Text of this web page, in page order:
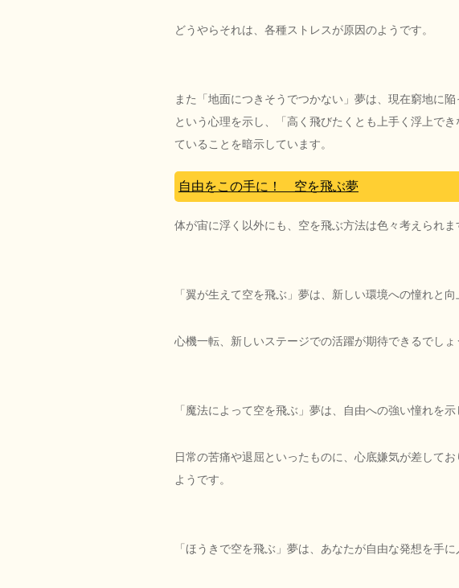
どうやらそれは、各種ストレスが原因のようです。
また「地面につきそうでつかない」夢は、現在窮地に
という心理を示し、「高く飛びたくとも上手く浮上で
ていることを暗示しています。
自由をこの手に！ 空を飛ぶ夢
体が宙に浮く以外にも、空を飛ぶ方法は色々考えられま
「翼が生えて空を飛ぶ」夢は、新しい環境への憧れと向
心機一転、新しいステージでの活躍が期待できるでしょ
「魔法によって空を飛ぶ」夢は、自由への強い憧れを示
日常の苦痛や退屈といったものに、心底嫌気が差して
ようです。
「ほうきで空を飛ぶ」夢は、あなたが自由な発想を手に